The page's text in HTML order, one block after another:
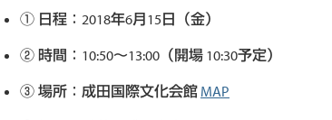
日程：2018年6月15日（金）
時間：10:50〜13:00（開場 10:30予定）
場所：成田国際文化会館 MAP